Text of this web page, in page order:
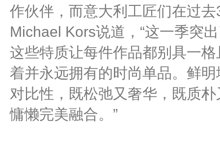
作伙伴，而意大利工匠们在过
Michael Kors说道，“这一季突
这些特质让每件作品都别具一
着并永远拥有的时尚单品。鲜
对比性，既松弛又奢华，既质
慵懒完美融合。”